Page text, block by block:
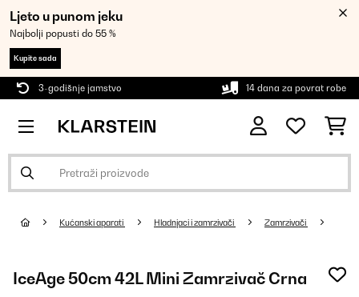
Ljeto u punom jeku
Najbolji popusti do 55 %
Kupite sada
3-godišnje jamstvo 14 dana za povrat robe
Kućanski aparati Hladnjaci i zamrzivači Zamrzivači
IceAge 50cm 42L Mini Zamrzivač Crna